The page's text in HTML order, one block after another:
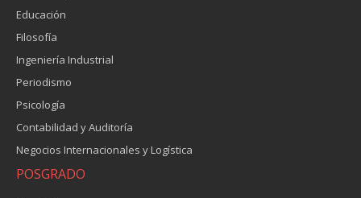
Educación
Filosofía
Ingeniería Industrial
Periodismo
Psicología
Contabilidad y Auditoría
Negocios Internacionales y Logística
POSGRADO